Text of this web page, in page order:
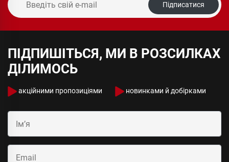
Підписатися
ПІДПИШІТЬСЯ, МИ В РОЗСИЛКАХ
ДІЛИМОСЬ
акційними пропозиціями новинками й добірками